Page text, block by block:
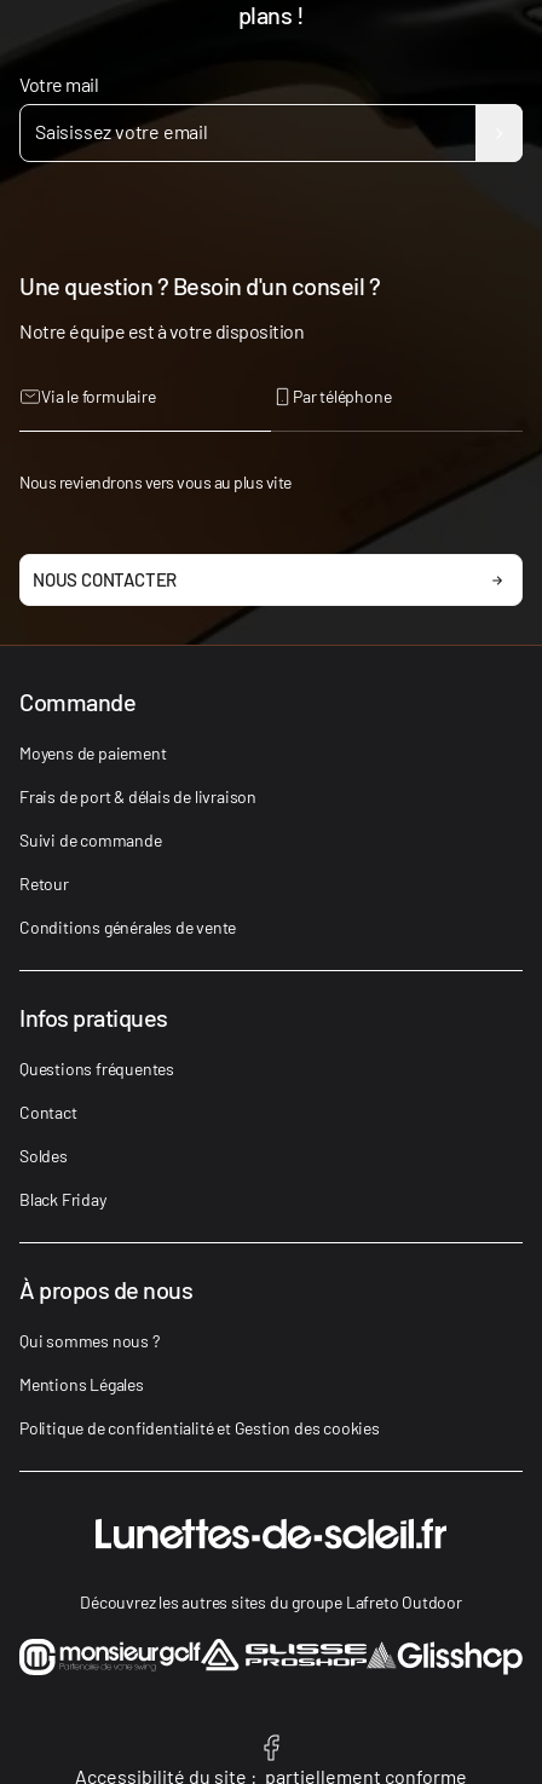
plans !
Votre mail
Une question ? Besoin d'un conseil ?
Notre équipe est à votre disposition
Via le formulaire Par téléphone
Nous reviendrons vers vous au plus vite
NOUS CONTACTER
Commande
Moyens de paiement
Frais de port & délais de livraison
Suivi de commande
Retour
Conditions générales de vente
Infos pratiques
Questions fréquentes
Contact
Soldes
Black Friday
À propos de nous
Qui sommes nous ?
Mentions Légales
Politique de confidentialité et Gestion des cookies
Découvrez les autres sites du groupe Lafreto Outdoor
Accessibilité du site : partiellement conforme